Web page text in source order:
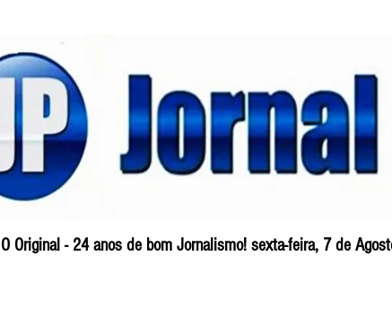
O Original - 24 anos de bom Jornalismo! sexta-feira, 7 de